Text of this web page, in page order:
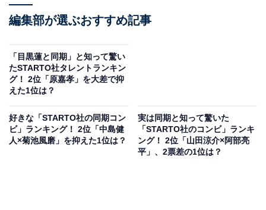
です。増田さんとは1998年に事務所に入所した同期コン
ビですが、実際に交流するようになったのは入所から20
年以上たってからだそう。
『A.B.C-Z 2018 Love Battle Tour』では、塚田さんが増田
さんに依頼をし、ライブツアーの衣装をデザインしても
編集部が選ぶおすすめ記事
「目黒蓮と同期」と知って驚い
たSTARTO社タレントランキン
グ！ 2位「原嘉孝」を大差で抑
えた1位は？
好きな「STARTO社の同期コン
ビ」ランキング！ 2位「中島健
人×菊池風磨」を抑えた1位は？
実は同期と知って驚いた
「STARTO社のコンビ」ランキ
ング！ 2位「山田涼介×阿部亮
平」、2票差の1位は？